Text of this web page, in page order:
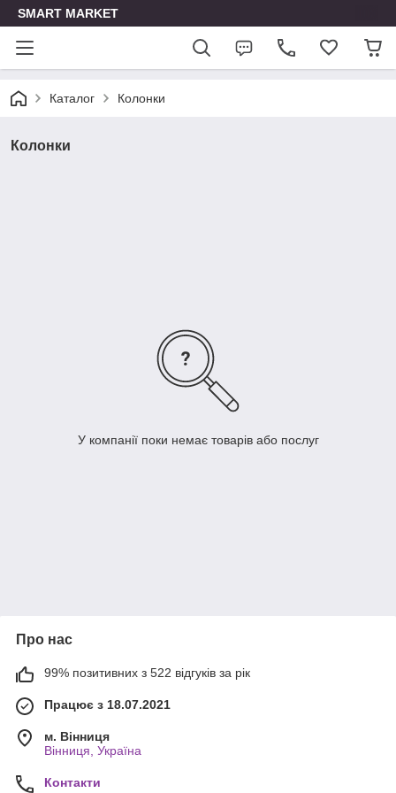
SMART MARKET
Каталог Колонки
Колонки
У компанії поки немає товарів або послуг
Про нас
99% позитивних з 522 відгуків за рік
Працює з 18.07.2021
м. Вінниця
Вінниця, Україна
Контакти